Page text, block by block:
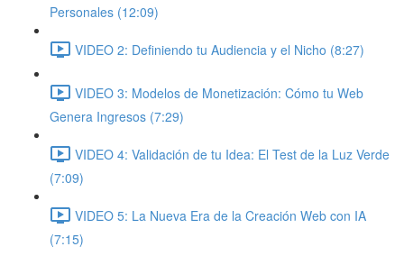
Personales (12:09)
VIDEO 2: Definiendo tu Audiencia y el Nicho (8:27)
VIDEO 3: Modelos de Monetización: Cómo tu Web
Genera Ingresos (7:29)
VIDEO 4: Validación de tu Idea: El Test de la Luz Verde
(7:09)
VIDEO 5: La Nueva Era de la Creación Web con IA
(7:15)